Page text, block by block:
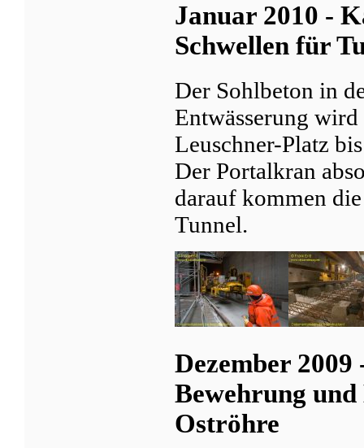
Januar 2010 -
Schwellen für
Der Sohlbeton in
Entwässerung
Leuschner-Platz
Der Portalkran
darauf kommen
Tunnel.
Dezember
Bewehrung und
Oströhre